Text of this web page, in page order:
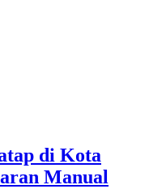
di Kota
Manual